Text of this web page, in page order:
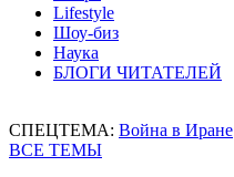
Lifestyle
Шоу-биз
Наука
БЛОГИ ЧИТАТЕЛЕЙ
СПЕЦТЕМА: Война в Иране
ВСЕ ТЕМЫ